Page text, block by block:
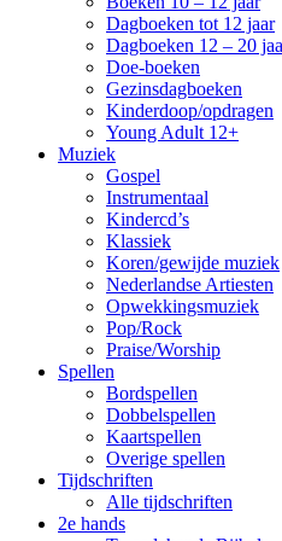
Dagboeken tot 12 jaar
Dagboeken 12 – 20
Doe-boeken
Gezinsdagboeken
Kinderdoop/opdragen
Young Adult 12+
Muziek
Gospel
Instrumentaal
Kindercd’s
Klassiek
Koren/gewijde muziek
Nederlandse Artiesten
Opwekkingsmuziek
Pop/Rock
Praise/Worship
Spellen
Bordspellen
Dobbelspellen
Kaartspellen
Overige spellen
Tijdschriften
Alle tijdschriften
2e hands